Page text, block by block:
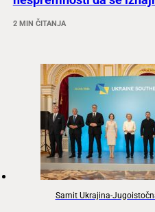
2 MIN ČITANJA
Samit Ukrajina-